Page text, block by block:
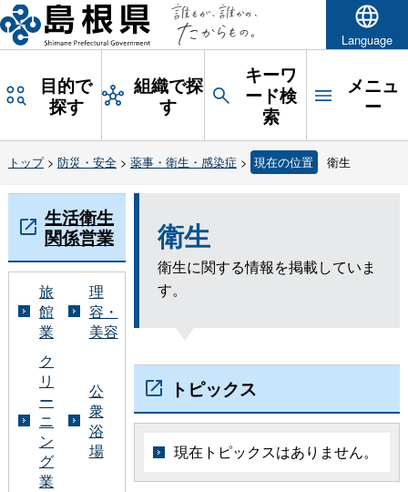
Language
目的で
探す
組織で探
す
キーワ
ード検
索
メニュ
ー
トップ> 防災・安全> 薬事・衛生・感染症 > 現在の位置 衛生
衛生
衛生に関する情報を掲載していま
す。
トピックス
現在トピックスはありません。
生活衛生
関係営業
旅
館
業
理
容・
美容
ク
リ
ー
ニ
ン
グ
業
公
衆
浴
場